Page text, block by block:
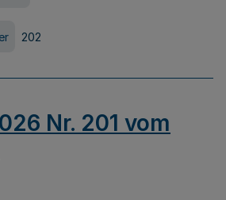
202
Nr. 201 vom